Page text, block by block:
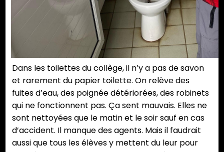
Dans les toilettes du collège, il n’y a pas de savon
et rarement du papier toilette. On relève des
fuites d’eau, des poignée détériorées, des robinets
qui ne fonctionnent pas. Ça sent mauvais. Elles ne
sont nettoyées que le matin et le soir sauf en cas
d’accident. Il manque des agents. Mais il faudrait
aussi que tous les élèves y mettent du leur pour